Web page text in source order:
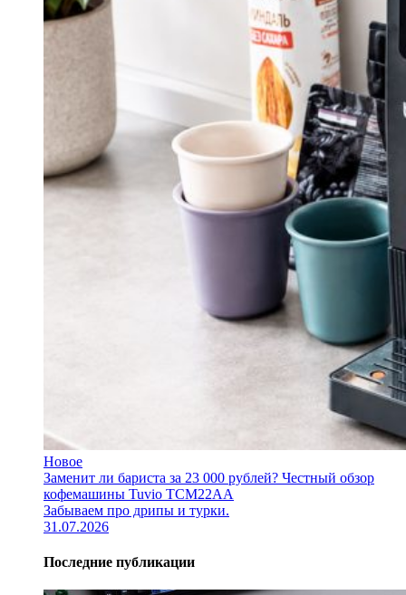
Новое
Заменит ли бариста за 23 000 рублей? Честный обзор
кофемашины Tuvio TCM22AA
Забываем про дрипы и турки.
31.07.2026
Последние публикации